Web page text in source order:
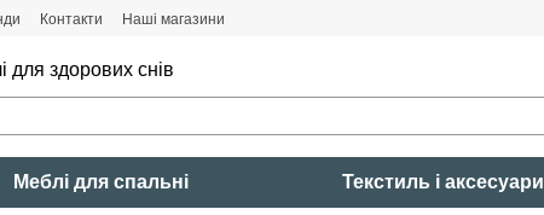
Контакти Наші магазини
для здорових снів
Меблі для спальні Текстиль і аксесуари